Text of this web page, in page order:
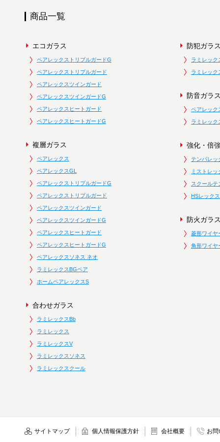
商品一覧
エコガラス
ペアレックストリプルガードG
ペアレックストリプルガード
ペアレックスツインガード
ペアレックスツインガードG
ペアレックスヒートガード
ペアレックスヒートガードG
複層ガラス
ペアレックス
ペアレックスGL
ペアレックストリプルガードG
ペアレックストリプルガード
ペアレックスツインガード
ペアレックスツインガードG
ペアレックスヒートガード
ペアレックスヒートガードG
ペアレックスソネス ネオ
ラミレックスBGペア
ホームペアレックスS
合わせガラス
ラミレックスBb
ラミレックス
ラミレックスV
ラミレックスソネス
ラミレックスクール
防犯ガラ
ラミレック
ラミレック
防音ガラ
ペアレック
ラミレック
強化・倍
テンパレッ
ミストレッ
スクールテ
HSレックス
防火ガラ
菱形ワイヤ
角形ワイヤ
サイトマップ 個人情報保護方針 会社概要 お